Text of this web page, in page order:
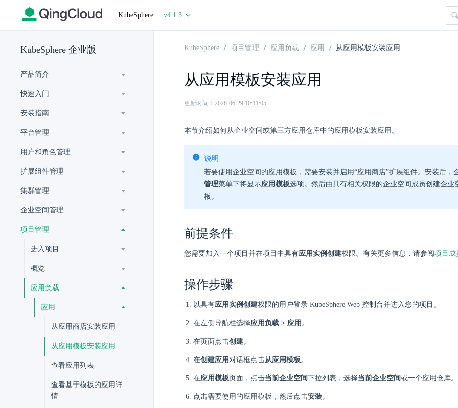
| KubeSphere v4.1.3
KubeSphere 企业版
产品简介
快速入门
安装指南
平台管理
用户和角色管理
扩展组件管理
集群管理
企业空间管理
项目管理
进入项目
概览
应用负载
应用
从应用商店安装应用
从应用模板安装应用
查看应用列表
查看基于模板的应用详
情
KubeSphere 项目管理 应用负载 应用 从应用模板安装应用
从应用模板安装应用
更新时间：2026-06-29 10:11:05
本节介绍如何从企业空间或第三方应用仓库中的应用模板安装应用。
说明
若要使用企业空间的应用模板，需要安装并启用“应用商店”扩展组件。安装后，
管理菜单下将显示应用模板选项。然后由具有相关权限的企业空间成员创建企业
板。
前提条件
您需要加入一个项目并在项目中具有应用实例创建权限。有关更多信息，请参阅项目成
操作步骤
以具有应用实例创建权限的用户登录 KubeSphere Web 控制台并进入您的项目。
在左侧导航栏选择应用负载 > 应用 。
在页面点击创建。
在创建应用对话框点击从应用模板。
在应用模板页面，点击当前企业空间下拉列表，选择当前企业空间或一个应用仓库。
点击需要使用的应用模板，然后点击安装。